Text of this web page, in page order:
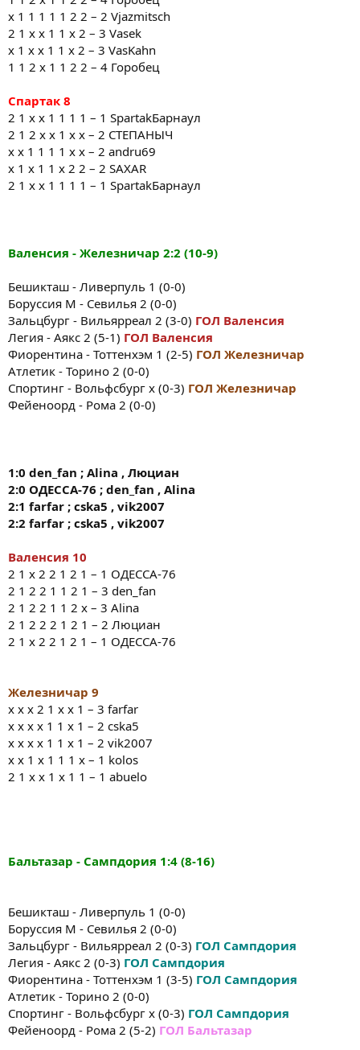
х 1 1 1 1 1 2 2 – 2 Vjazmitsch
2 1 x x 1 1 x 2 – 3 Vasek
х 1 х х 1 1 х 2 – 3 VasKahn
1 1 2 х 1 1 2 2 – 4 Горобец
Спартак 8
2 1 х х 1 1 1 1 – 1 SpartakБарнаул
2 1 2 х х 1 х х – 2 СТЕПАНЫЧ
х х 1 1 1 1 х х – 2 andru69
x 1 x 1 1 x 2 2 – 2 SAXAR
2 1 х х 1 1 1 1 – 1 SpartakБарнаул
Валенсия - Железничар 2:2 (10-9)
Бешикташ - Ливерпуль 1 (0-0)
Боруссия М - Севилья 2 (0-0)
Зальцбург - Вильярреал 2 (3-0) ГОЛ Валенсия
Легия - Аякс 2 (5-1) ГОЛ Валенсия
Фиорентина - Тоттенхэм 1 (2-5) ГОЛ Железничар
Атлетик - Торино 2 (0-0)
Спортинг - Вольфсбург х (0-3) ГОЛ Железничар
Фейеноорд - Рома 2 (0-0)
1:0 den fan ; Alina , Люциан
2:0 ОДЕССА-76 ; den_fan , Alina
2:1 farfar ; cska5 , vik2007
2:2 farfar ; cska5 , vik2007
Валенсия 10
2 1 х 2 2 1 2 1 – 1 ОДЕССА-76
2 1 2 2 1 1 2 1 – 3 den_fan
2 1 2 2 1 1 2 x – 3 Alina
2 1 2 2 2 1 2 1 – 2 Люциан
2 1 х 2 2 1 2 1 – 1 ОДЕССА-76
Железничар 9
x x x 2 1 x x 1 – 3 farfar
x x x x 1 1 x 1 – 2 cska5
x x x x 1 1 x 1 – 2 vik2007
x x 1 x 1 1 1 x – 1 kolos
2 1 x x 1 x 1 1 – 1 abuelo
Бальтазар - Сампдория 1:4 (8-16)
Бешикташ - Ливерпуль 1 (0-0)
Боруссия М - Севилья 2 (0-0)
Зальцбург - Вильярреал 2 (0-3) ГОЛ Сампдория
Легия - Аякс 2 (0-3) ГОЛ Сампдория
Фиорентина - Тоттенхэм 1 (3-5) ГОЛ Сампдория
Атлетик - Торино 2 (0-0)
Спортинг - Вольфсбург х (0-3) ГОЛ Сампдория
Фейеноорд - Рома 2 (5-2) ГОЛ Бальтазар